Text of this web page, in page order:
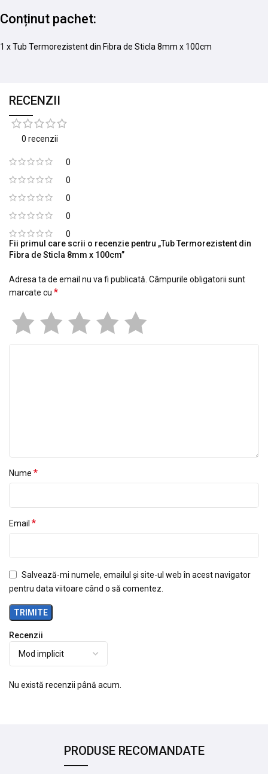
Conținut pachet:
1 x Tub Termorezistent din Fibra de Sticla 8mm x 100cm
RECENZII
0 recenzii
0
0
0
0
0
Recenzii
Nu există recenzii până acum.
Fii primul care scrii o recenzie pentru „Tub Termorezistent din
Fibra de Sticla 8mm x 100cm”
Adresa ta de email nu va fi publicată. Câmpurile obligatorii sunt
marcate cu *
Nume *
Email *
Salvează-mi numele, emailul și site-ul web în acest navigator
pentru data viitoare când o să comentez.
PRODUSE RECOMANDATE